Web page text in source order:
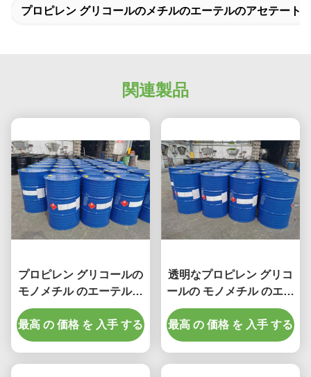
プロピレン グリコールのメチルのエーテルのアセテート
関連製品
プロピレン グリコールの
モノメチル のエーテルの
アセテート/Cas 108-65-6
の 1 Methoxy 2 プロピル
アセテート
最高 の 価格 を 入手 する
透明なプロピレン グリコ
ールの モノメチル のエー
テルのアセテート/2
Methoxy1 Methylethyl
アセテート
最高 の 価格 を 入手 する